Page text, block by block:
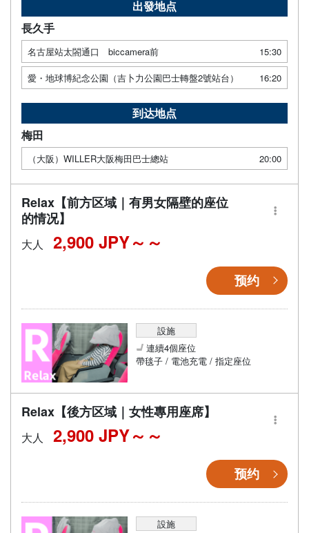
出發地点
長久手
名古屋站太閤通口 biccamera前
15:30
愛・地球博紀念公園（吉卜力公園巴士轉盤2號站台）
16:20
到达地点
梅田
（大阪）WILLER大阪梅田巴士總站 20:00
Relax【前方区域｜有男女隔壁的座位
的情况】
大人 2,900 JPY～
预约
設施
連續4個座位
帶毯子 / 電池充電 / 指定座位
Relax【後方区域｜女性專用座席】
大人 2,900 JPY～
预约
設施